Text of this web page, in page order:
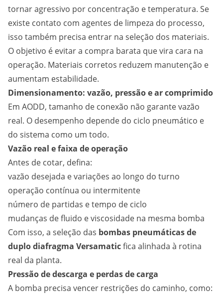
tornar agressivo por concentração e temperatura. Se
existe contato com agentes de limpeza do processo,
isso também precisa entrar na seleção dos materiais.
O objetivo é evitar a compra barata que vira cara na
operação. Materiais corretos reduzem manutenção e
aumentam estabilidade.
Dimensionamento: vazão, pressão e ar comprimido
Em AODD, tamanho de conexão não garante vazão
real. O desempenho depende do ciclo pneumático e
do sistema como um todo.
Vazão real e faixa de operação
Antes de cotar, defina:
vazão desejada e variações ao longo do turno
operação contínua ou intermitente
número de partidas e tempo de ciclo
mudanças de fluido e viscosidade na mesma bomba
Com isso, a seleção das bombas pneumáticas de
duplo diafragma Versamaticfica alinhada à rotina
real da planta.
Pressão de descarga e perdas de carga
A bomba precisa vencer restrições do caminho, como: